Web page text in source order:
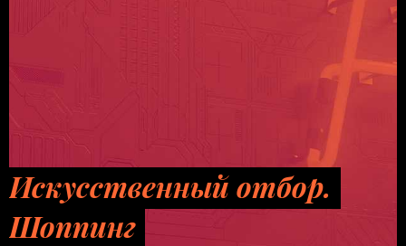
Искусственный отбор.
Шоппинг